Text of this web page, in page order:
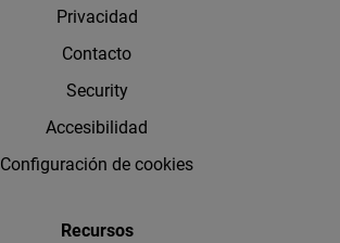
Privacidad
Contacto
Security
Accesibilidad
Configuración de cookies
Recursos